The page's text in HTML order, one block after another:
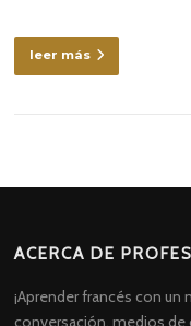
leer más
ACERCA DE
¡Aprender francés con
conversación, medios